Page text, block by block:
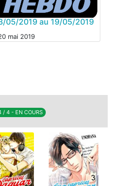
05/2019 au 19/05/2019
mai 2019
/ 4 - EN COURS